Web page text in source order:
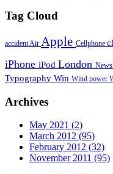
Tag Cloud
accident Air Apple Cellphone
iPhone iPod London News
Typography Win Wind power
Archives
May 2021 (2)
March 2012 (95)
February 2012 (32)
November 2011 (95)